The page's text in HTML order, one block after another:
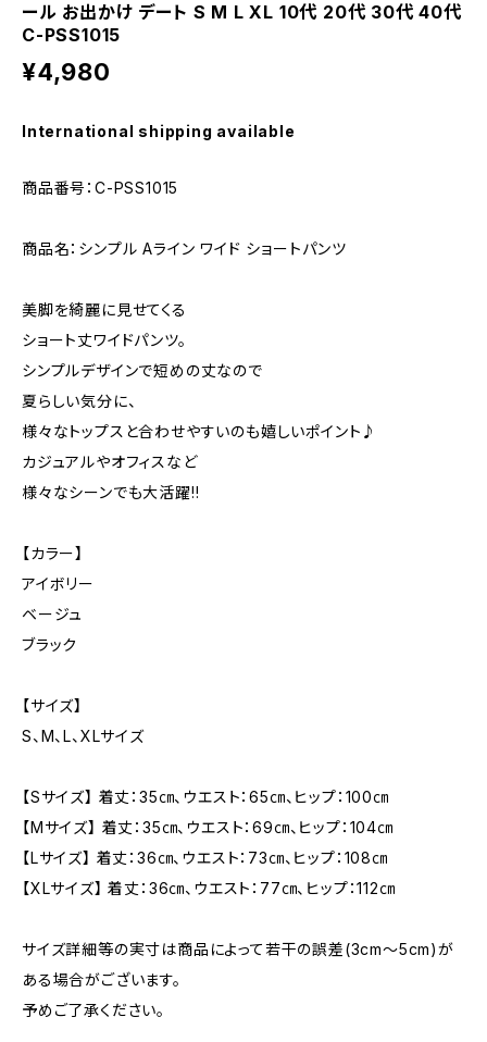
ール お出かけ デート S M L XL 10代 20代 30代 40代
C-PSS1015
¥4,980
International shipping available
商品番号：C-PSS1015
商品名：シンプル Aライン ワイド ショートパンツ
美脚を綺麗に見せてくる
ショート丈ワイドパンツ。
シンプルデザインで短めの丈なので
夏らしい気分に、
様々なトップスと合わせやすいのも嬉しいポイント♪
カジュアルやオフィスなど
様々なシーンでも大活躍!!
【カラー】
アイボリー
ベージュ
ブラック
【サイズ】
S、M、L、XLサイズ
【Sサイズ】 着丈：35㎝、ウエスト：65㎝、ヒップ：100㎝
【Mサイズ】 着丈：35㎝、ウエスト：69㎝、ヒップ：104㎝
【Lサイズ】 着丈：36㎝、ウエスト：73㎝、ヒップ：108㎝
【XLサイズ】 着丈：36㎝、ウエスト：77㎝、ヒップ：112㎝
サイズ詳細等の実寸は商品によって若干の誤差(3cm〜5cm)が
ある場合がございます。
予めご了承ください。